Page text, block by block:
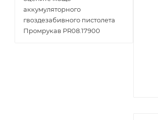
аккумуляторного
гвоздезабивного пистолета
Промрукав PR08.17900